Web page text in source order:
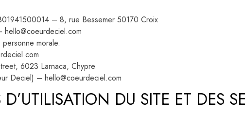
– 8, rue Bessemer 50170 Croix
morale.
6023 Larnaca, Chypre
Deciel) – hello@coeurdeciel.com
DU SITE ET DES